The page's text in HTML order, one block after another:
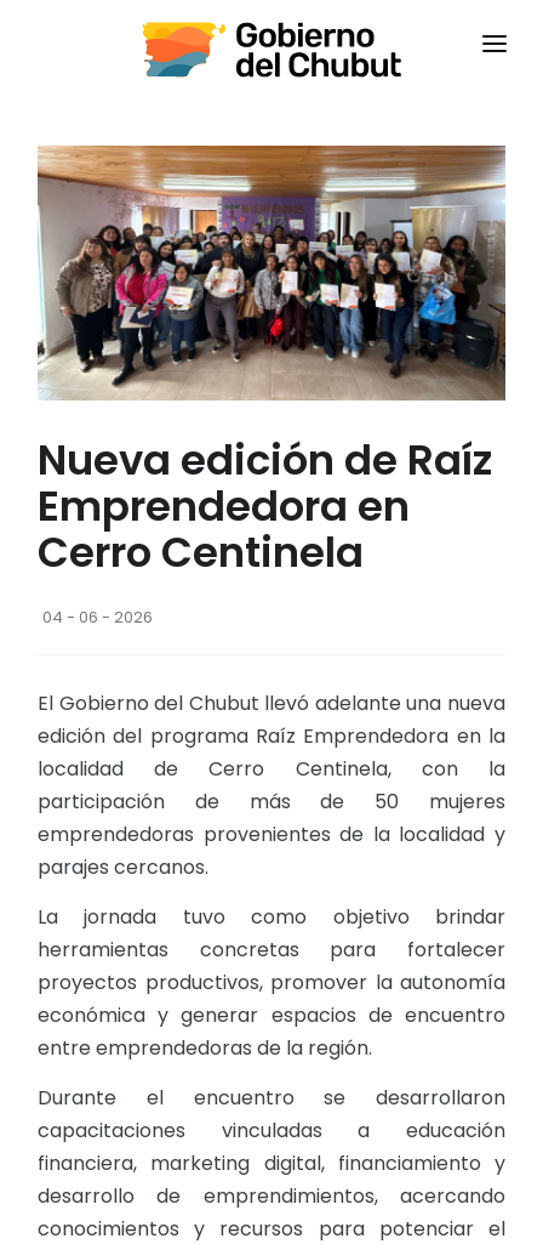
INSTITUCIONAL
CAPACITACIONES
CONTACTANOS
CAMPUS VIRTUAL
CEPS
Nueva edición de Raíz
Emprendedora en
Cerro Centinela
04 - 06 - 2026
El Gobierno del Chubut llevó adelante una nueva
edición del programa Raíz Emprendedora en la
localidad de Cerro Centinela, con la
participación de más de 50 mujeres
emprendedoras provenientes de la localidad y
parajes cercanos.
La jornada tuvo como objetivo brindar
herramientas concretas para fortalecer
proyectos productivos, promover la autonomía
económica y generar espacios de encuentro
entre emprendedoras de la región.
Durante el encuentro se desarrollaron
capacitaciones vinculadas a educación
financiera, marketing digital, financiamiento y
desarrollo de emprendimientos, acercando
conocimientos y recursos para potenciar el